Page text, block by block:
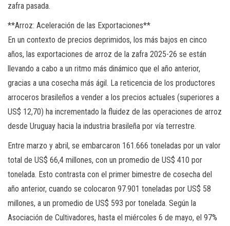
zafra pasada.
**Arroz: Aceleración de las Exportaciones**
En un contexto de precios deprimidos, los más bajos en cinco
años, las exportaciones de arroz de la zafra 2025-26 se están
llevando a cabo a un ritmo más dinámico que el año anterior,
gracias a una cosecha más ágil. La reticencia de los productores
arroceros brasileños a vender a los precios actuales (superiores a
US$ 12,70) ha incrementado la fluidez de las operaciones de arroz
desde Uruguay hacia la industria brasileña por vía terrestre.
Entre marzo y abril, se embarcaron 161.666 toneladas por un valor
total de US$ 66,4 millones, con un promedio de US$ 410 por
tonelada. Esto contrasta con el primer bimestre de cosecha del
año anterior, cuando se colocaron 97.901 toneladas por US$ 58
millones, a un promedio de US$ 593 por tonelada. Según la
Asociación de Cultivadores, hasta el miércoles 6 de mayo, el 97%